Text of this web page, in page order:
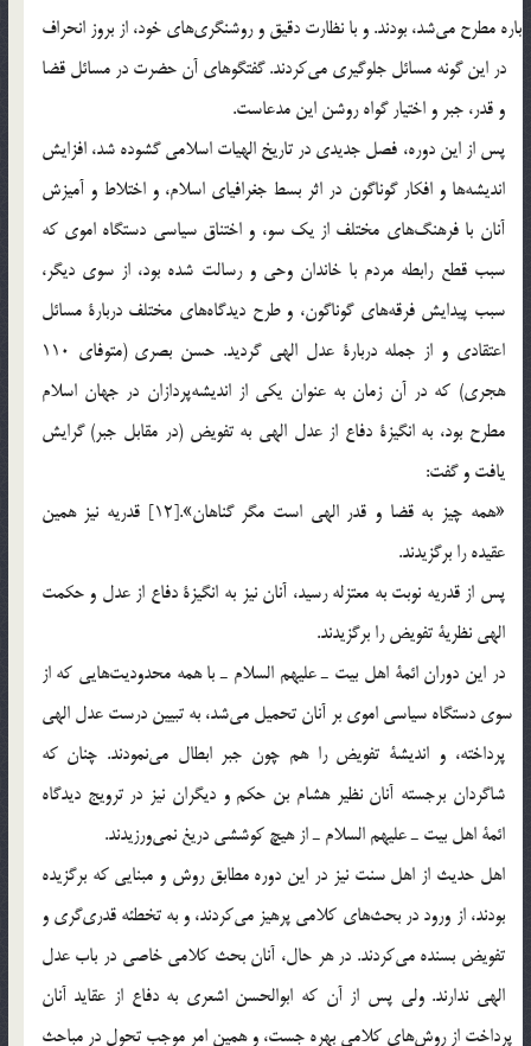
باره مطرح مي‎شد، بودند. و با نظارت دقيق و روشنگري‎هاي خود، از بروز انحراف
در اين گونه مسائل جلوگيري مي‎كردند. گفتگوهاي آن حضرت در مسائل قضا
و قدر، جبر و اختيار گواه روشن اين مدعاست.
پس از اين دوره، فصل جديدي در تاريخ الهيات اسلامي گشوده شد، افزايش
انديشه‎ها و افكار گوناگون در اثر بسط جغرافياي اسلام، و اختلاط و آميزش
آنان با فرهنگ‎هاي مختلف از يك سو، و اختناق سياسي دستگاه اموي كه
سبب قطع رابطه مردم با خاندان وحي و رسالت شده بود، از سوي ديگر،
سبب پيدايش فرقه‎هاي گوناگون، و طرح ديدگاه‎هاي مختلف دربارة مسائل
اعتقادي و از جمله دربارة عدل الهي گرديد. حسن بصري (متوفاي 110
هجري) كه در آن زمان به عنوان يكي از انديشه‎پردازان در جهان اسلام
مطرح بود، به انگيزة دفاع از عدل الهي به تفويض (در مقابل جبر) گرايش
يافت و گفت:
«همه چيز به قضا و قدر الهي است مگر گناهان».[12] قدريه نيز همين
عقيده را برگزيدند.
پس از قدريه نوبت به معتزله رسيد، آنان نيز به انگيزة دفاع از عدل و حكمت
الهي نظرية تفويض را برگزيدند.
در اين دوران ائمة اهل بيت ـ عليهم السلام ـ با همه محدوديت‎هايي كه از
سوي دستگاه سياسي اموي بر آنان تحميل مي‎شد، به تبيين درست عدل الهي
پرداخته، و انديشة تفويض را هم چون جبر ابطال مي‎نمودند. چنان كه
شاگردان برجسته آنان نظير هشام بن حكم و ديگران نيز در ترويج ديدگاه
ائمة اهل بيت ـ عليهم السلام ـ از هيچ كوششي دريغ نمي‎ورزيدند.
اهل حديث از اهل سنت نيز در اين دوره مطابق روش و مبنايي كه برگزيده
بودند، از ورود در بحث‎هاي كلامي پرهيز مي‎كردند، و به تخطئه قدري‎گري و
تفويض بسنده مي‎كردند. در هر حال، آنان بحث كلامي خاصي در باب عدل
الهي ندارند. ولي پس از آن كه ابوالحسن اشعري به دفاع از عقايد آنان
پرداخت از روش‎هاي كلامي بهره جست، و همين امر موجب تحول در مباحث